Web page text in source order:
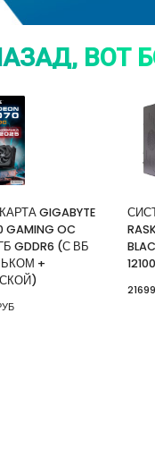
ВОТ
GIGABYTE
GAMING OC
GDDR6 (С ВБ
+